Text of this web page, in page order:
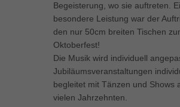
Begeisterung, wo sie auftreten.
besondere Leistung war der
den nur 50cm breiten Tischen
Oktoberfest!
Die Musik wird individuell
Jubiläumsveranstaltungen
begleitet mit Tänzen und Shows
vielen Jahrzehnten.
Mit
dem
Laden
des
Videos
akzeptieren
Sie die
Mit
dem
Laden
des
powered by Borlabs Cookie